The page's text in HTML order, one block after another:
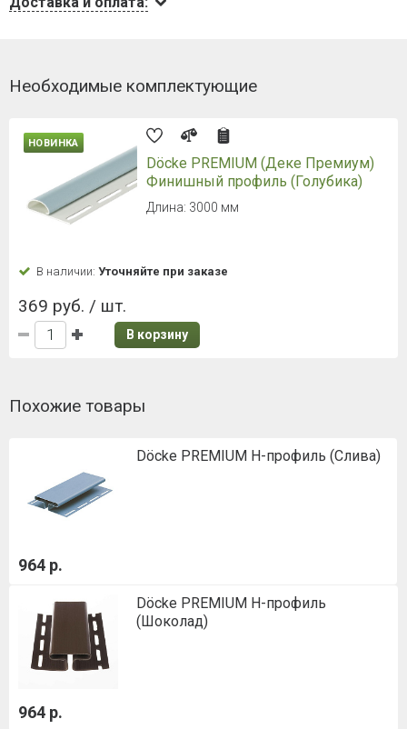
Необходимые комплектующие
НОВИНКА
Döcke PREMIUM (Деке Премиум)
Финишный профиль (Голубика)
Длина: 3000 мм
В наличии: Уточняйте при заказе
369 руб. / шт.
В корзину
Похожие товары
Döcke PREMIUM H-профиль (Слива)
964 р.
Döcke PREMIUM H-профиль
(Шоколад)
964 р.